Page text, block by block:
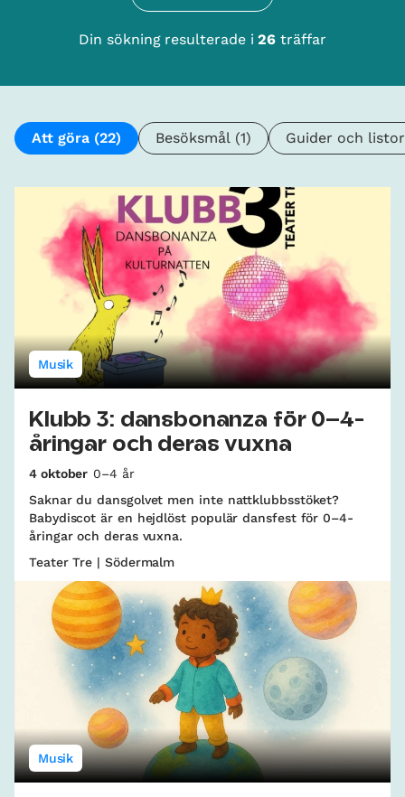
Din sökning resulterade i26 träffar
Att göra (22) Besöksmål (1) Guider och listor
Musik
Klubb 3: dansbonanza för 0–4-
åringar och deras vuxna
4 oktober 0–4 år
Saknar du dansgolvet men inte nattklubbsstöket?
Babydiscot är en hejdlöst populär dansfest för 0–4-
åringar och deras vuxna.
Teater Tre | Södermalm
Musik